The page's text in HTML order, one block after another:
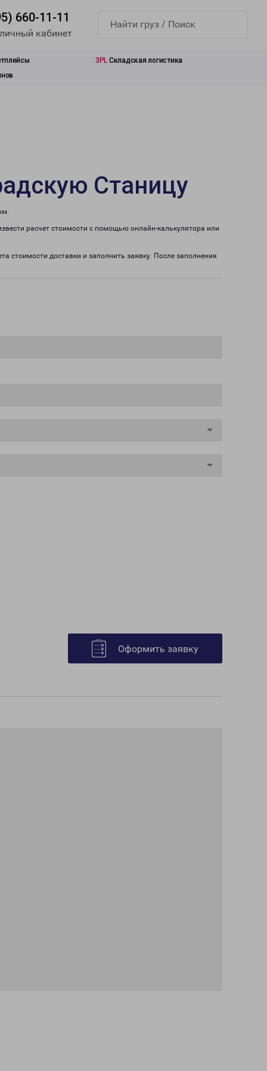
660-11-11
кабинет
3PL Складская логистика
Станицу
расчет стоимости с помощью онлайн-калькулятора или
стоимости доставки и заполнить заявку. После заполнения
Оформить заявку